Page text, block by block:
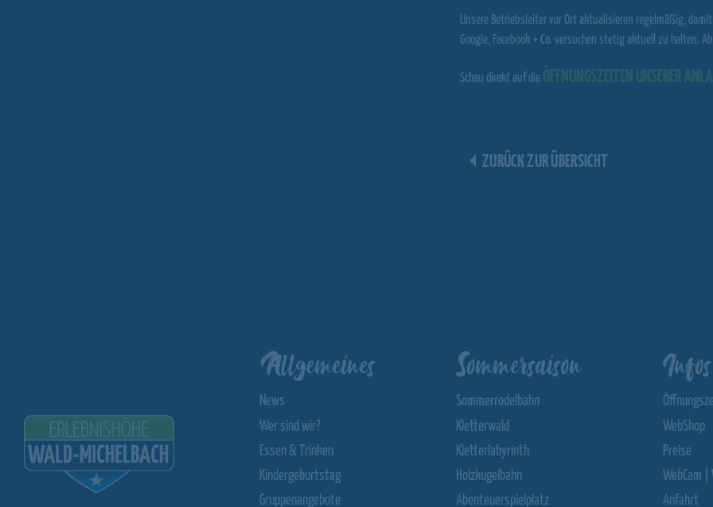
Unsere Betriebsleiter vor Ort aktualisieren regelmäßig,
Google, Facebook + Co. versuchen stetig aktuell zu halten.
Schau direkt auf die
ZURÜCK ZUR ÜBERSICHT
Allgemeines
News
Wer sind wir?
Essen & Trinken
Kindergeburtstag
Gruppenangebote
Sommersaison
Sommerrodelbahn
Kletterwald
Kletterlabyrinth
Holzkugelbahn
Abenteuerspielplatz
Infos
WebShop
Preise
WebCam
Anfahrt